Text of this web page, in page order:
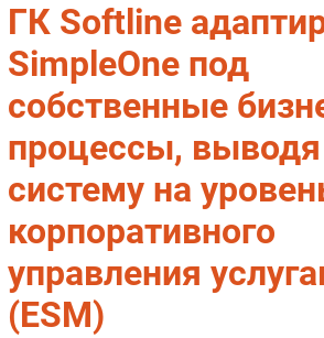
Импорто­замещение
Автоматизация Промышленности
Интернет
Фиксированная связь
Интеграция
Рынок ПК
Маркетинг
Торговые сети
Оборудование
ГК Softline
SimpleOne под
собственные
процессы,
систему на
корпоративного
управления
(ESM)